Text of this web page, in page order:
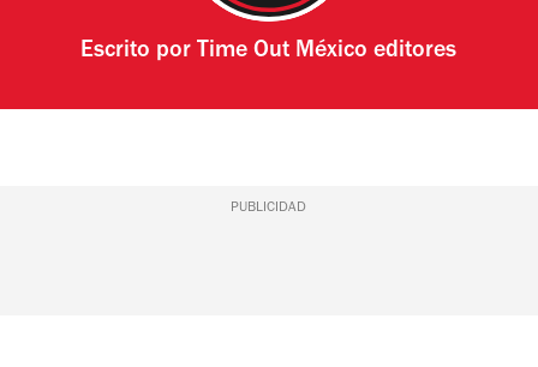
Escrito por Time Out México editores
PUBLICIDAD